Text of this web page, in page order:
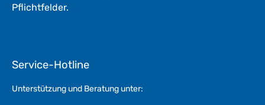
Pflichtfelder.
Service-Hotline
Unterstützung und Beratung unter: